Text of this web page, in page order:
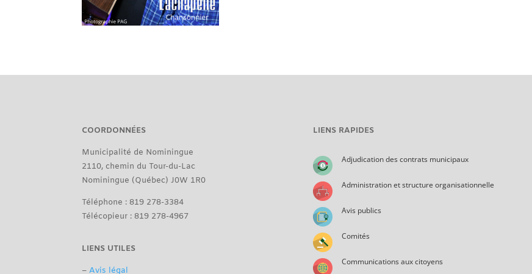
COORDONNÉES
Municipalité de Nominingue
2110, chemin du Tour-du-Lac
Nominingue (Québec) J0W 1R0
Téléphone : 819 278-3384
Télécopieur : 819 278-4967
LIENS UTILES
–Avis légal
LIENS RAPIDES
Adjudication des contrats municipaux
Administration et structure organisationnelle
Avis publics
Comités
Communications aux citoyens